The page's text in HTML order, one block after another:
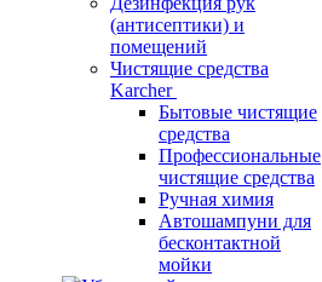
(антисептики) и
помещений
Чистящие средства
Karcher
Бытовые чистящие
средства
Профессиональные
чистящие средства
Ручная химия
Автошампуни для
бесконтактной
мойки